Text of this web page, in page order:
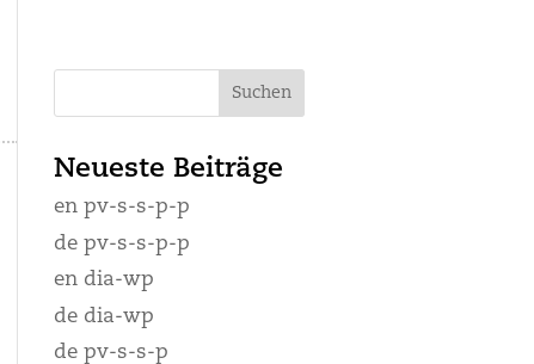
Neueste Beiträge
en pv-s-s-p-p
de pv-s-s-p-p
en dia-wp
de dia-wp
de pv-s-s-p